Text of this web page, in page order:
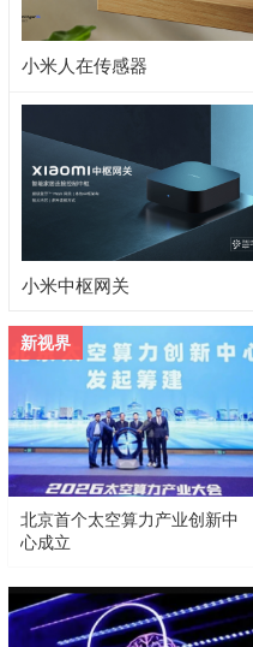
小米人在传感器
小米中枢网关
新视界
北京首个太空算力产业创新中
心成立